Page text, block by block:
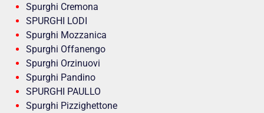
Spurghi Cremona
SPURGHI LODI
Spurghi Mozzanica
Spurghi Offanengo
Spurghi Orzinuovi
Spurghi Pandino
SPURGHI PAULLO
Spurghi Pizzighettone